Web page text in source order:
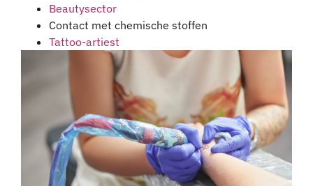
Beautysector
Contact met chemische stoffen
Tattoo-artiest